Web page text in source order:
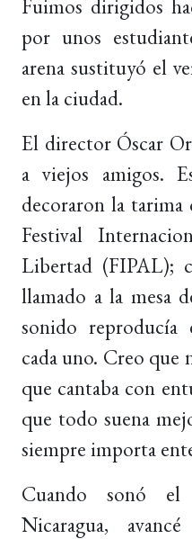
Fuimos dirigidos
por unos
arena sustituyó el
en la ciudad.
El director Óscar
a viejos amigos.
decoraron la tarima
Festival
Libertad (FIPAL);
llamado a la mesa
sonido
cada uno. Creo
que cantaba con
que todo suena
siempre importa
Cuando sonó
Nicaragua,